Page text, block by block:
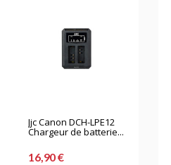
Jjc Canon DCH-LPE12
Chargeur de batterie...
16,90 €